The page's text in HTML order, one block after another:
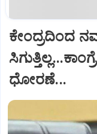
ಕೇಂದ್ರದಿಂದ
ಧೋರಣೆ...